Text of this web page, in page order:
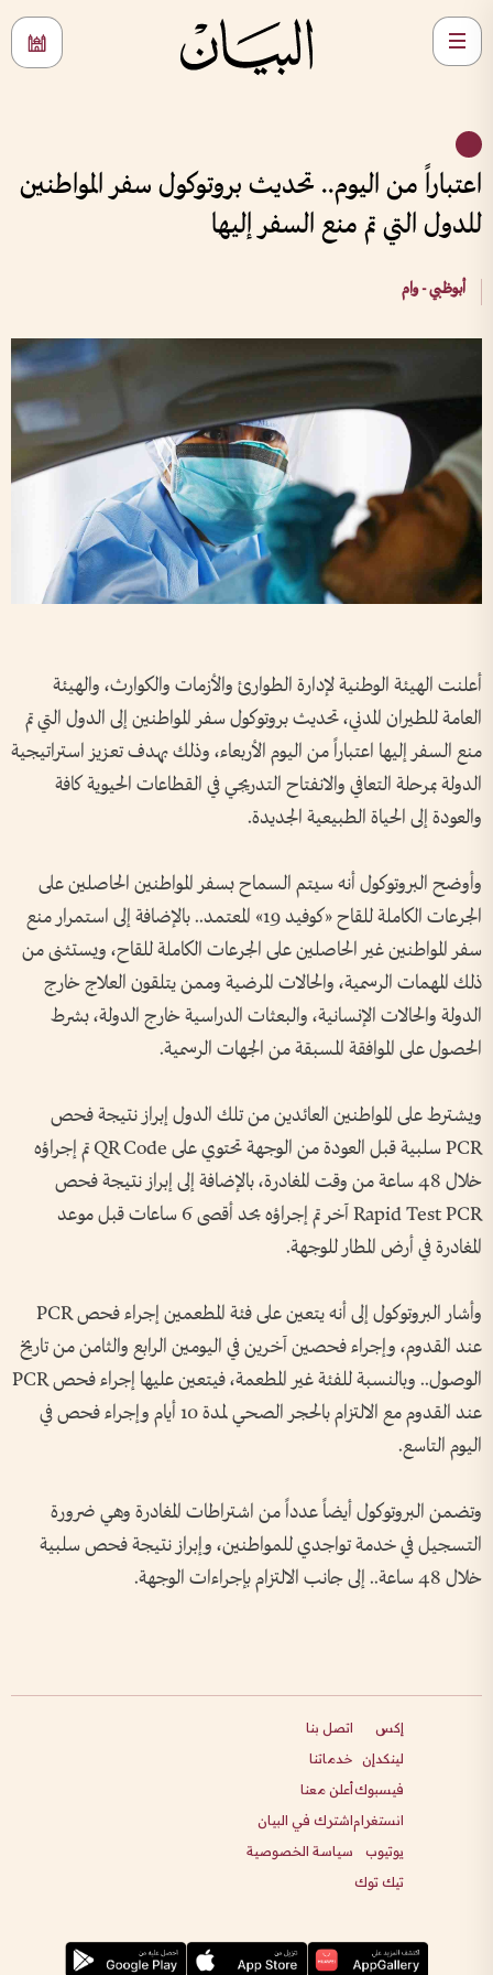
اعتباراً من اليوم.. تحديث بروتوكول سفر المواطنين
للدول التي تم منع السفر إليها
أبوظبي - وام
أعلنت الهيئة الوطنية لإدارة الطوارئ والأزمات والكوارث، والهيئة
العامة للطيران المدني، تحديث بروتوكول سفر المواطنين إلى الدول التي تم
منع السفر إليها اعتباراً من اليوم الأربعاء، وذلك بهدف تعزيز استراتيجية
الدولة بمرحلة التعافي والانفتاح التدريجي في القطاعات الحيوية كافة
والعودة إلى الحياة الطبيعية الجديدة.
وأوضح البروتوكول أنه سيتم السماح بسفر المواطنين الحاصلين على
الجرعات الكاملة للقاح «كوفيد 19» المعتمد.. بالإضافة إلى استمرار منع
سفر المواطنين غير الحاصلين على الجرعات الكاملة للقاح، ويستثنى من
ذلك المهمات الرسمية، والحالات المرضية وممن يتلقون العلاج خارج
الدولة والحالات الإنسانية، والبعثات الدراسية خارج الدولة، بشرط
الحصول على الموافقة المسبقة من الجهات الرسمية.
ويشترط على المواطنين العائدين من تلك الدول إبراز نتيجة فحص
PCR سلبية قبل العودة من الوجهة تحتوي على QR Code تم إجراؤه
خلال 48 ساعة من وقت المغادرة، بالإضافة إلى إبراز نتيجة فحص
Rapid Test PCR آخر تم إجراؤه بحد أقصى 6 ساعات قبل موعد
المغادرة في أرض المطار للوجهة.
وأشار البروتوكول إلى أنه يتعين على فئة المطعمين إجراء فحص PCR
عند القدوم، وإجراء فحصين آخرين في اليومين الرابع والثامن من تاريخ
الوصول.. وبالنسبة للفئة غير المطعمة، فيتعين عليها إجراء فحص PCR
عند القدوم مع الالتزام بالحجر الصحي لمدة 10 أيام وإجراء فحص في
اليوم التاسع.
وتضمن البروتوكول أيضاً عدداً من اشتراطات المغادرة وهي ضرورة
التسجيل في خدمة تواجدي للمواطنين، وإبراز نتيجة فحص سلبية
خلال 48 ساعة.. إلى جانب الالتزام بإجراءات الوجهة.
إكس
لينكدإن
فيسبوك
انستغرام
يوتيوب
تيك توك
اتصل بنا
خدماتنا
أعلن معنا
اشترك في البيان
سياسة الخصوصية